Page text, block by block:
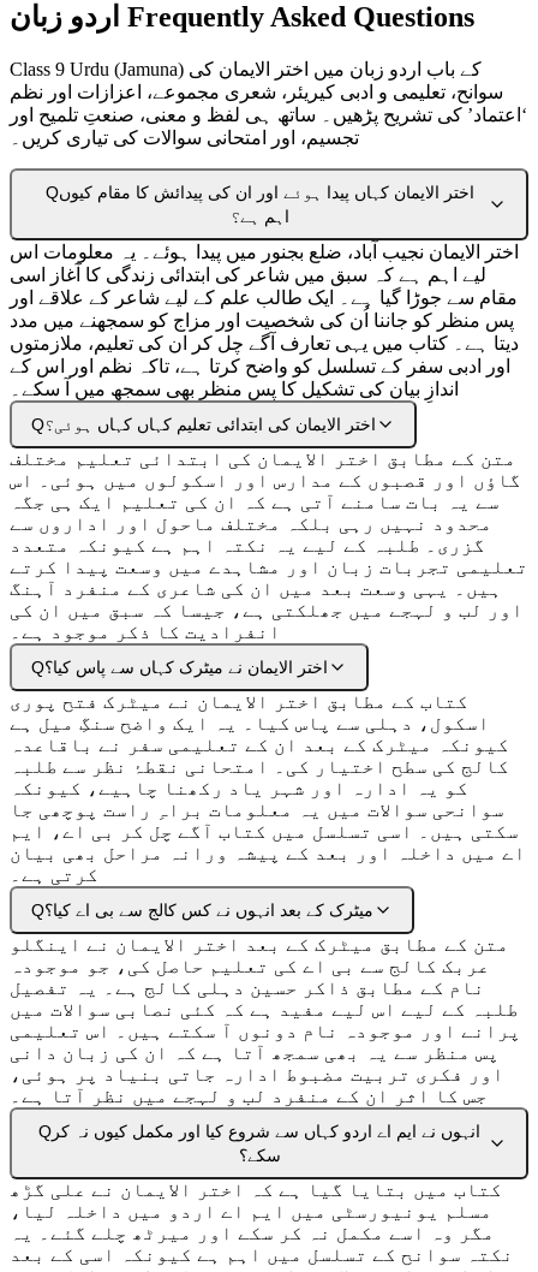
اردو زبان Frequently Asked Questions
Class 9 Urdu (Jamuna) کے باب اردو زبان میں اختر الایمان کی
سوانح، تعلیمی و ادبی کیریئر، شعری مجموعے، اعزازات اور نظم
‘اعتماد’ کی تشریح پڑھیں۔ ساتھ ہی لفظ و معنی، صنعتِ تلمیح اور
تجسیم، اور امتحانی سوالات کی تیاری کریں۔
Qاختر الایمان کہاں پیدا ہوئے اور ان کی پیدائش کا مقام کیوں
اہم ہے؟
اختر الایمان نجیب آباد، ضلع بجنور میں پیدا ہوئے۔ یہ معلومات اس
لیے اہم ہے کہ سبق میں شاعر کی ابتدائی زندگی کا آغاز اسی
مقام سے جوڑا گیا ہے۔ ایک طالب علم کے لیے شاعر کے علاقے اور
پس منظر کو جاننا اُن کی شخصیت اور مزاج کو سمجھنے میں مدد
دیتا ہے۔ کتاب میں یہی تعارف آگے چل کر ان کی تعلیم، ملازمتوں
اور ادبی سفر کے تسلسل کو واضح کرتا ہے، تاکہ نظم اور اس کے
اندازِ بیان کی تشکیل کا پس منظر بھی سمجھ میں آ سکے۔
Qاختر الایمان کی ابتدائی تعلیم کہاں کہاں ہوئی؟
متن کے مطابق اختر الایمان کی ابتدائی تعلیم مختلف
گاؤں اور قصبوں کے مدارس اور اسکولوں میں ہوئی۔ اس
سے یہ بات سامنے آتی ہے کہ ان کی تعلیم ایک ہی جگہ
محدود نہیں رہی بلکہ مختلف ماحول اور اداروں سے
گزری۔ طلبہ کے لیے یہ نکتہ اہم ہے کیونکہ متعدد
تعلیمی تجربات زبان اور مشاہدے میں وسعت پیدا کرتے
ہیں۔ یہی وسعت بعد میں ان کی شاعری کے منفرد آہنگ
اور لب و لہجے میں جھلکتی ہے، جیسا کہ سبق میں ان کی
انفرادیت کا ذکر موجود ہے۔
Qاختر الایمان نے میٹرک کہاں سے پاس کیا؟
کتاب کے مطابق اختر الایمان نے میٹرک فتح پوری
اسکول، دہلی سے پاس کیا۔ یہ ایک واضح سنگِ میل ہے
کیونکہ میٹرک کے بعد ان کے تعلیمی سفر نے باقاعدہ
کالج کی سطح اختیار کی۔ امتحانی نقطۂ نظر سے طلبہ
کو یہ ادارہ اور شہر یاد رکھنا چاہیے، کیونکہ
سوانحی سوالات میں یہ معلومات براہِ راست پوچھی جا
سکتی ہیں۔ اسی تسلسل میں کتاب آگے چل کر بی اے، ایم
اے میں داخلہ اور بعد کے پیشہ ورانہ مراحل بھی بیان
کرتی ہے۔
Qمیٹرک کے بعد انہوں نے کس کالج سے بی اے کیا؟
متن کے مطابق میٹرک کے بعد اختر الایمان نے اینگلو
عربک کالج سے بی اے کی تعلیم حاصل کی، جو موجودہ
نام کے مطابق ذاکر حسین دہلی کالج ہے۔ یہ تفصیل
طلبہ کے لیے اس لیے مفید ہے کہ کئی نصابی سوالات میں
پرانے اور موجودہ نام دونوں آ سکتے ہیں۔ اس تعلیمی
پس منظر سے یہ بھی سمجھ آتا ہے کہ ان کی زبان دانی
اور فکری تربیت مضبوط ادارہ جاتی بنیاد پر ہوئی،
جس کا اثر ان کے منفرد لب و لہجے میں نظر آتا ہے۔
Q انہوں نے ایم اے اردو کہاں سے شروع کیا اور مکمل کیوں نہ کر
سکے؟
کتاب میں بتایا گیا ہے کہ اختر الایمان نے علی گڑھ
مسلم یونیورسٹی میں ایم اے اردو میں داخلہ لیا،
مگر وہ اسے مکمل نہ کر سکے اور میرٹھ چلے گئے۔ یہ
نکتہ سوانح کے تسلسل میں اہم ہے کیونکہ اسی کے بعد